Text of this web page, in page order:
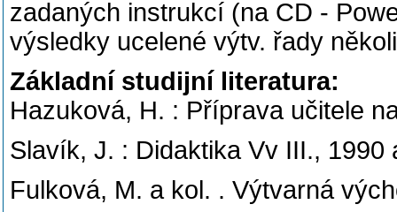
zadaných instrukcí (na CD -
výsledky ucelené výtv. řady
Základní studijní literatura:
Hazuková, H. : Příprava učitele
Slavík, J. : Didaktika Vv III.,
Fulková, M. a kol. . Výtvarná